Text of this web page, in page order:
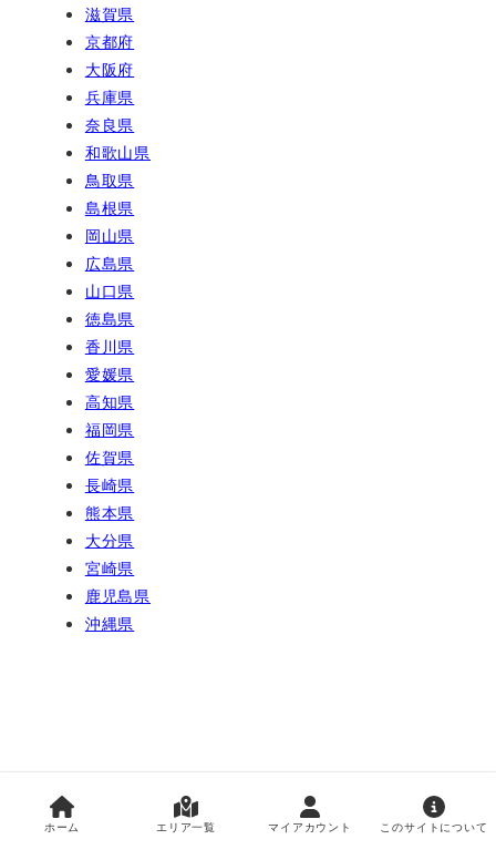
滋賀県
京都府
大阪府
兵庫県
奈良県
和歌山県
鳥取県
島根県
岡山県
広島県
山口県
徳島県
香川県
愛媛県
高知県
福岡県
佐賀県
長崎県
熊本県
大分県
宮崎県
鹿児島県
沖縄県
防災メール アーカイブ
ホーム エリア一覧 マイアカウント このサイトについて